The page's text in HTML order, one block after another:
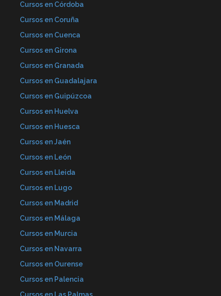
Cursos en Córdoba
Cursos en Coruña
Cursos en Cuenca
Cursos en Girona
Cursos en Granada
Cursos en Guadalajara
Cursos en Guipúzcoa
Cursos en Huelva
Cursos en Huesca
Cursos en Jaén
Cursos en León
Cursos en Lleida
Cursos en Lugo
Cursos en Madrid
Cursos en Málaga
Cursos en Murcia
Cursos en Navarra
Cursos en Ourense
Cursos en Palencia